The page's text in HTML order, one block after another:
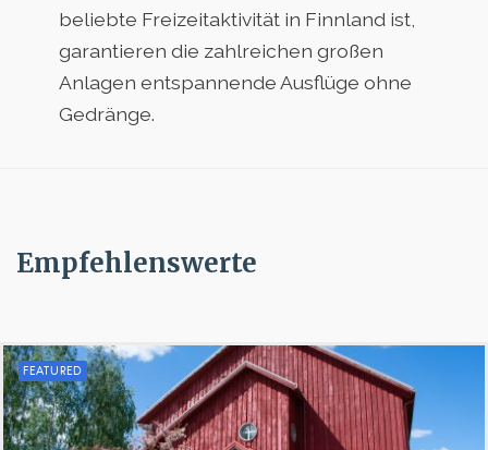
beliebte Freizeitaktivität in Finnland ist,
garantieren die zahlreichen großen
Anlagen entspannende Ausflüge ohne
Gedränge.
Empfehlenswerte
FEATURED